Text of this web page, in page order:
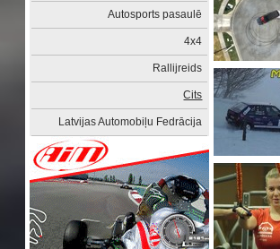
Autosports pasaulē
4x4
Rallijreids
Cits
Latvijas Automobiļu Fedrācija